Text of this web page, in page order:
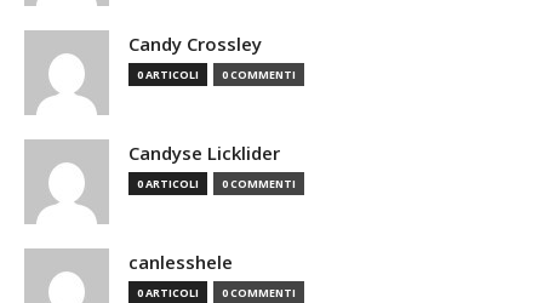
Candy Crossley
0 ARTICOLI 0 COMMENTI
Candyse Licklider
0 ARTICOLI 0 COMMENTI
canlesshele
0 ARTICOLI 0 COMMENTI